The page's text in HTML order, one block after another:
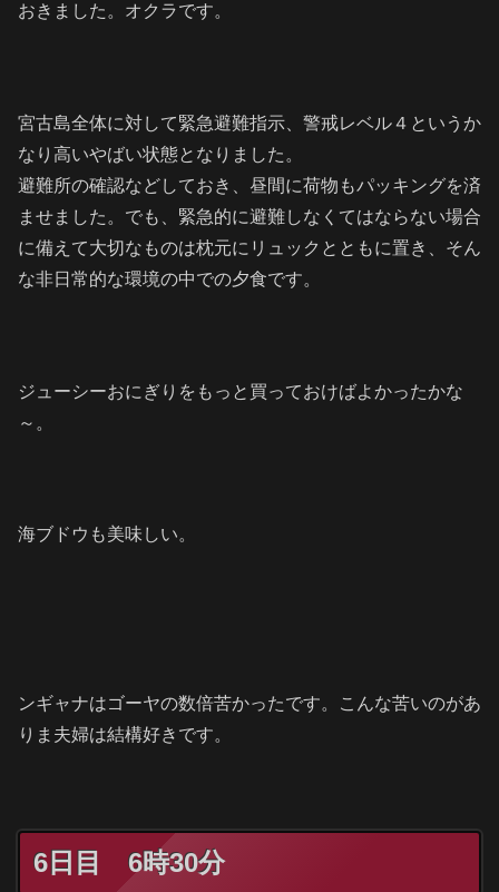
おきました。オクラです。
宮古島全体に対して緊急避難指示、警戒レベル４というか
なり高いやばい状態となりました。
避難所の確認などしておき、昼間に荷物もパッキングを済
ませました。でも、緊急的に避難しなくてはならない場合
に備えて大切なものは枕元にリュックとともに置き、そん
な非日常的な環境の中での夕食です。
ジューシーおにぎりをもっと買っておけばよかったかな
～。
海ブドウも美味しい。
ンギャナはゴーヤの数倍苦かったです。こんな苦いのがあ
りま夫婦は結構好きです。
6日目 6時30分